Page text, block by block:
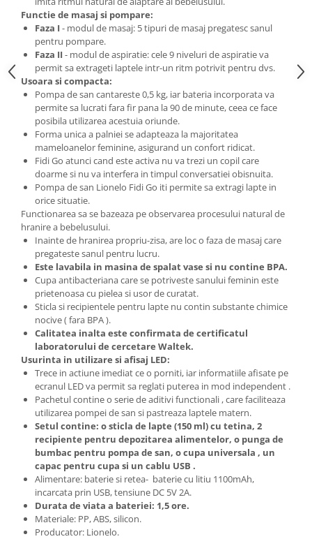
Functie de masaj si pompare:
Faza I - modul de masaj: 5 tipuri de masaj pregatesc sanul
pentru pompare.
Faza II - modul de aspiratie: cele 9 niveluri de aspiratie va
permit sa extrageti laptele intr-un ritm potrivit pentru dvs.
Usoara si compacta:
Pompa de san cantareste 0,5 kg, iar bateria incorporata va
permite sa lucrati fara fir pana la 90 de minute, ceea ce face
posibila utilizarea acestuia oriunde.
Forma unica a palniei se adapteaza la majoritatea
mameloanelor feminine, asigurand un confort ridicat.
Fidi Go atunci cand este activa nu va trezi un copil care
doarme si nu va interfera in timpul conversatiei obisnuita.
Pompa de san Lionelo Fidi Go iti permite sa extragi lapte in
orice situatie.
Functionarea sa se bazeaza pe observarea procesului natural de
hranire a bebelusului.
Inainte de hranirea propriu-zisa, are loc o faza de masaj care
pregateste sanul pentru lucru.
Este lavabila in masina de spalat vase si nu contine BPA.
Cupa antibacteriana care se potriveste sanului feminin este
prietenoasa cu pielea si usor de curatat.
Sticla si recipientele pentru lapte nu contin substante chimice
nocive ( fara BPA ).
Calitatea inalta este confirmata de certificatul
laboratorului de cercetare Waltek.
Usurinta in utilizare si afisaj LED:
Trece in actiune imediat ce o porniti, iar informatiile afisate pe
ecranul LED va permit sa reglati puterea in mod independent .
Pachetul contine o serie de aditivi functionali , care faciliteaza
utilizarea pompei de san si pastreaza laptele matern.
Setul contine: o sticla de lapte (150 ml) cu tetina, 2
recipiente pentru depozitarea alimentelor, o punga de
bumbac pentru pompa de san, o cupa universala , un
capac pentru cupa si un cablu USB .
Alimentare: baterie si retea- baterie cu litiu 1100mAh,
incarcata prin USB, tensiune DC 5V 2A.
Durata de viata a bateriei: 1,5 ore.
Materiale: PP, ABS, silicon.
Producator: Lionelo.